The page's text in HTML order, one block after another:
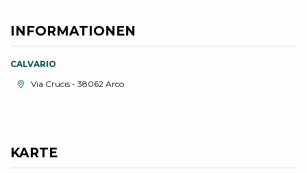
INFORMATIONEN
CALVARIO
aria.location:
Via Crucis - 38062 Arco
KARTE